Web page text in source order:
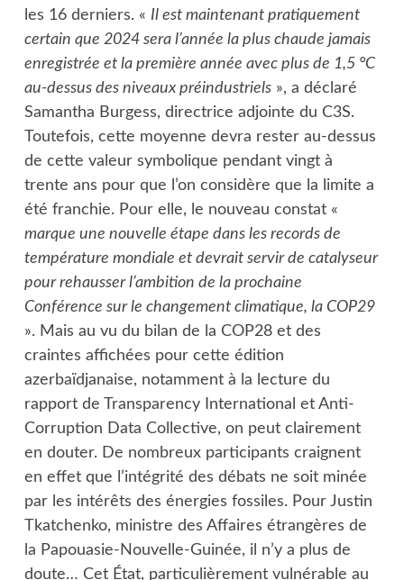
les 16 derniers. « Il est maintenant pratiquement
certain que 2024 sera l’année la plus chaude jamais
enregistrée et la première année avec plus de 1,5 °C
au-dessus des niveaux préindustriels», a déclaré
Samantha Burgess, directrice adjointe du C3S.
Toutefois, cette moyenne devra rester au-dessus
de cette valeur symbolique pendant vingt à
trente ans pour que l’on considère que la limite a
été franchie. Pour elle, le nouveau constat «
marque une nouvelle étape dans les records de
température mondiale et devrait servir de catalyseur
pour rehausser l’ambition de la prochaine
Conférence sur le changement climatique, la COP29
». Mais au vu du bilan de la COP28 et des
craintes affichées pour cette édition
azerbaïdjanaise, notamment à la lecture du
rapport de Transparency International et Anti-
Corruption Data Collective, on peut clairement
en douter. De nombreux participants craignent
en effet que l’intégrité des débats ne soit minée
par les intérêts des énergies fossiles. Pour Justin
Tkatchenko, ministre des Affaires étrangères de
la Papouasie-Nouvelle-Guinée, il n’y a plus de
doute… Cet État, particulièrement vulnérable au